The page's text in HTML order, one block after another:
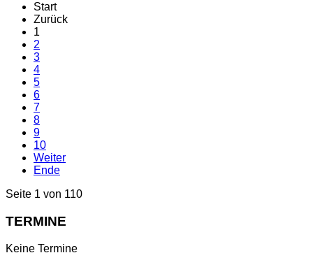
Start
Zurück
1
2
3
4
5
6
7
8
9
10
Weiter
Ende
Seite 1 von 110
TERMINE
Keine Termine